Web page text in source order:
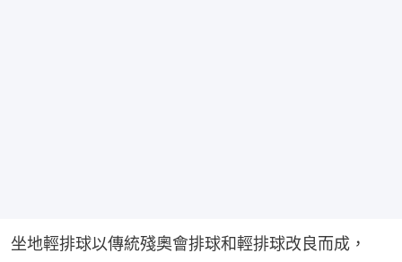
坐地輕排球以傳統殘奧會排球和輕排球改良而成，